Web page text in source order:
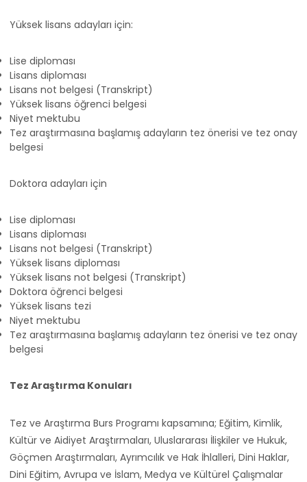
Yüksek lisans adayları için:
Lise diploması
Lisans diploması
Lisans not belgesi (Transkript)
Yüksek lisans öğrenci belgesi
Niyet mektubu
Tez araştırmasına başlamış adayların tez önerisi ve tez onay
belgesi
Doktora adayları için
Lise diploması
Lisans diploması
Lisans not belgesi (Transkript)
Yüksek lisans diploması
Yüksek lisans not belgesi (Transkript)
Doktora öğrenci belgesi
Yüksek lisans tezi
Niyet mektubu
Tez araştırmasına başlamış adayların tez önerisi ve tez onay
belgesi
Tez Araştırma Konuları
Tez ve Araştırma Burs Programı kapsamına; Eğitim, Kimlik,
Kültür ve Aidiyet Araştırmaları, Uluslararası İlişkiler ve Hukuk,
Göçmen Araştırmaları, Ayrımcılık ve Hak İhlalleri, Dini Haklar,
Dini Eğitim, Avrupa ve İslam, Medya ve Kültürel Çalışmalar